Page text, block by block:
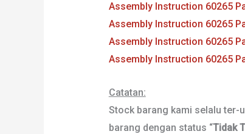
Assembly Instruction 60265
Assembly Instruction 60265
Assembly Instruction 60265
Assembly Instruction 60265
Catatan:
Stock barang kami selalu ter-
barang dengan status “Tidak